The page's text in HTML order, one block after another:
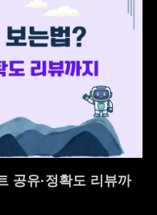
공유·정확도 리뷰까